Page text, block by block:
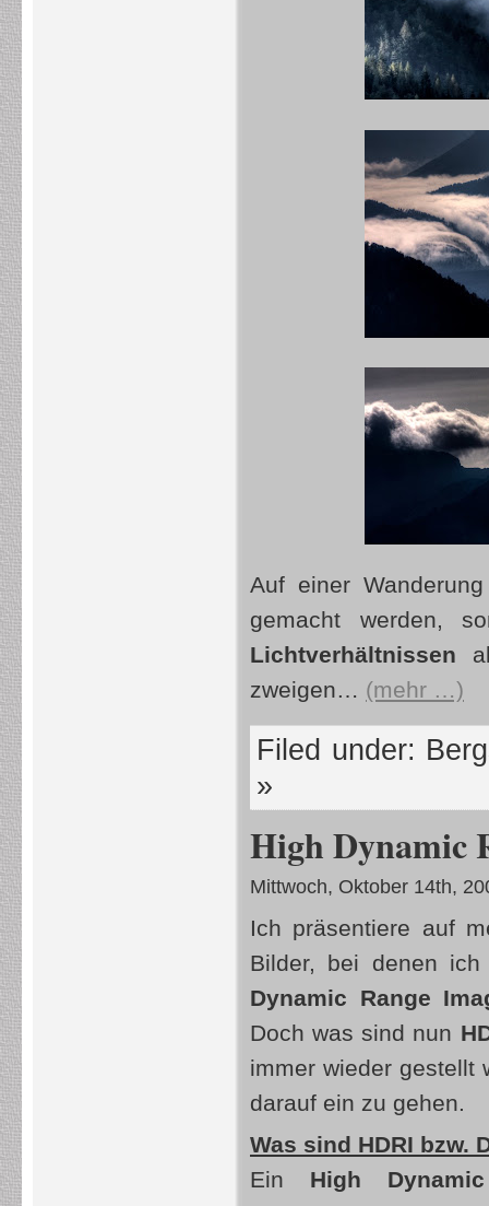
Auf einer
gemacht werden,
Lichtverhältnissen
zweigen… (mehr …)
Filed under:
»
High Dynamic
Mittwoch, Oktober 14th,
Ich präsentiere auf
Bilder, bei denen
Dynamic Range
Doch was sind nun
immer wieder gestellt
darauf ein zu gehen.
Was sind HDRI bzw.
Ein High